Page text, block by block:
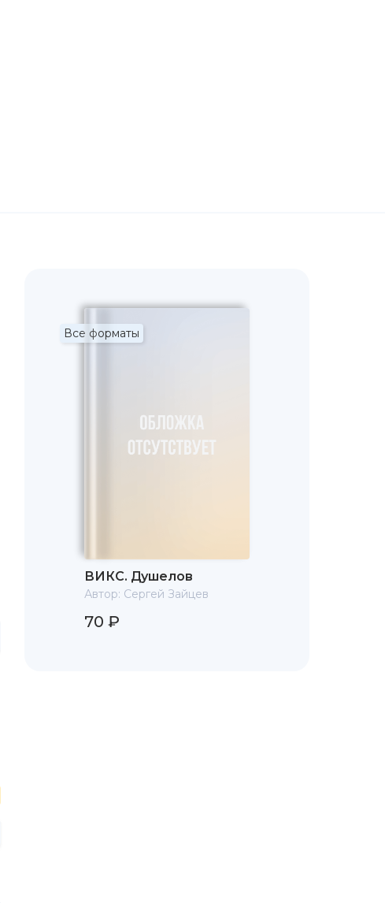
Все форматы
ВИКС. Душелов
Автор: Сергей Зайцев
70 ₽